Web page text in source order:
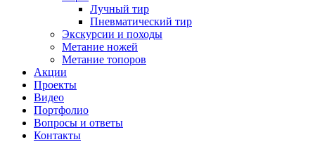
Лучный тир
Пневматический тир
Экскурсии и походы
Метание ножей
Метание топоров
Акции
Проекты
Видео
Портфолио
Вопросы и ответы
Контакты